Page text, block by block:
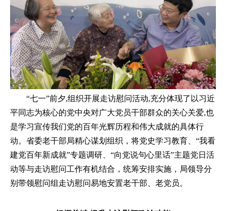
“七一”前夕,组织开展走访慰问活动,充分体现了以习近
平同志为核心的党中央对广大党员干部群众的关心关爱,也
是学习宣传我们党的百年光辉历程和伟大成就的具体行
动。省委老干部局精心谋划组织，将党史学习教育、“我看
建党百年新成就”专题调研、“向党说句心里话”主题党日活
动等与走访慰问工作有机结合，统筹安排实施，局领导分
别带领慰问组走访慰问易地安置老干部、老党员。